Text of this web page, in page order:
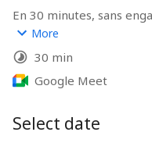
En 30 minutes, sans
votre situation : ce qui
votre corps essaie de
More
30 min
Google Meet
Select date